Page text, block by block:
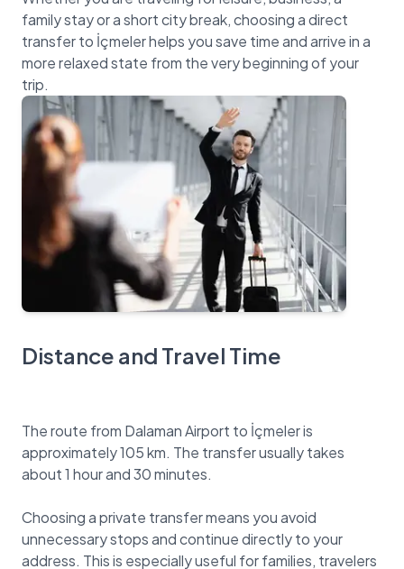
family stay or a short city break, choosing a direct
transfer to İçmeler helps you save time and arrive in a
more relaxed state from the very beginning of your
Distance and Travel Time
The route from Dalaman Airport to İçmeler is
approximately 105 km. The transfer usually takes
about 1 hour and 30 minutes.
Choosing a private transfer means you avoid
unnecessary stops and continue directly to your
address. This is especially useful for families, travelers